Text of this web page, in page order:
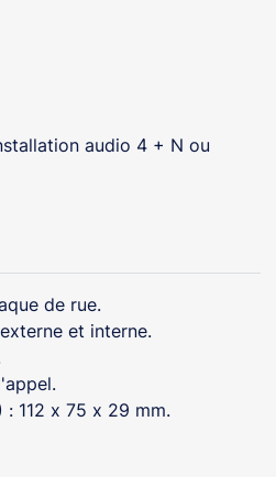
audio 4 + N ou
de rue.
et interne.
: 112 x 75 x 29 mm.